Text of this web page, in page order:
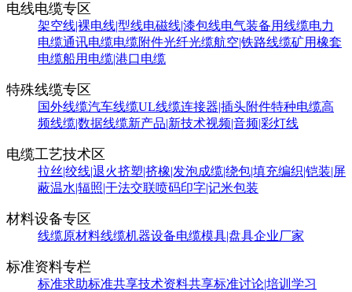
电线电缆专区
架空线|裸电线|型线电磁线|漆包线电气装备用线缆电力
电缆通讯电缆电缆附件光纤光缆航空|铁路线缆矿用橡套
电缆船用电缆|港口电缆
特殊线缆专区
国外线缆汽车线缆UL线缆连接器|插头附件特种电缆高
频线缆|数据线缆新产品|新技术视频|音频|彩灯线
电缆工艺技术区
拉丝|绞线|退火挤塑|挤橡|发泡成缆|绕包|填充编织|铠装|屏
蔽温水|辐照|干法交联喷码印字|记米包装
材料设备专区
线缆原材料线缆机器设备电缆模具|盘具企业厂家
标准资料专栏
标准求助标准共享技术资料共享标准讨论|培训学习